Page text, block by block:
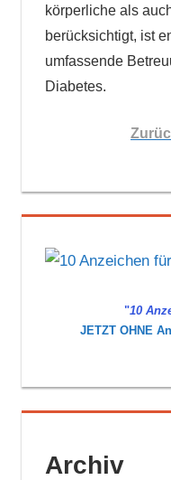
körperliche als
berücksichtigt, ist
umfassende
Diabetes.
"10
JETZT OHNE
Archiv